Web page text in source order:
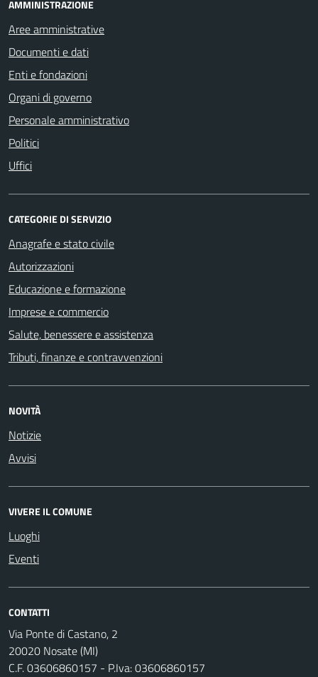
AMMINISTRAZIONE
Aree amministrative
Documenti e dati
Enti e fondazioni
Organi di governo
Personale amministrativo
Politici
Uffici
CATEGORIE DI SERVIZIO
Anagrafe e stato civile
Autorizzazioni
Educazione e formazione
Imprese e commercio
Salute, benessere e assistenza
Tributi, finanze e contravvenzioni
NOVITÀ
Notizie
Avvisi
VIVERE IL COMUNE
Luoghi
Eventi
CONTATTI
Via Ponte di Castano, 2
20020 Nosate (MI)
C.F. 03606860157 - P.Iva: 03606860157